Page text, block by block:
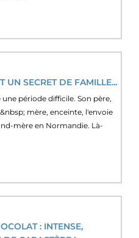
UN SECRET DE FAMILLE...
période difficile. Son père,
mère, enceinte, l'envoie
mère en Normandie. Là-
: INTENSE,